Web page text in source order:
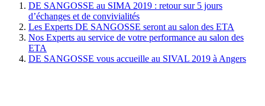
DE SANGOSSE au SIMA 2019 : retour sur 5 jours
d’échanges et de convivialités
Les Experts DE SANGOSSE seront au salon des ETA
Nos Experts au service de votre performance au salon des
ETA
DE SANGOSSE vous accueille au SIVAL 2019 à Angers